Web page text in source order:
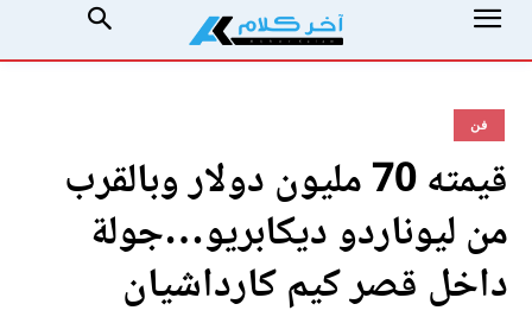
فن
قيمته 70 مليون دولار وبالقرب
من ليوناردو ديكابريو…جولة
داخل قصر كيم كارداشيان